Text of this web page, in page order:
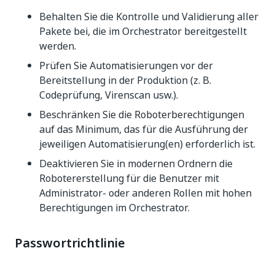
Behalten Sie die Kontrolle und Validierung aller
Pakete bei, die im Orchestrator bereitgestellt
werden.
Prüfen Sie Automatisierungen vor der
Bereitstellung in der Produktion (z. B.
Codeprüfung, Virenscan usw.).
Beschränken Sie die Roboterberechtigungen
auf das Minimum, das für die Ausführung der
jeweiligen Automatisierung(en) erforderlich ist.
Deaktivieren Sie in modernen Ordnern die
Robotererstellung für die Benutzer mit
Administrator- oder anderen Rollen mit hohen
Berechtigungen im Orchestrator.
Passwortrichtlinie